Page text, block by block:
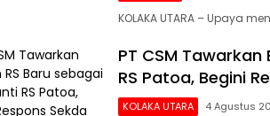
KOLAKA UTARA – Upaya
PT CSM
RS Patoa, Begini
KOLAKA UTARA 4 Agustus